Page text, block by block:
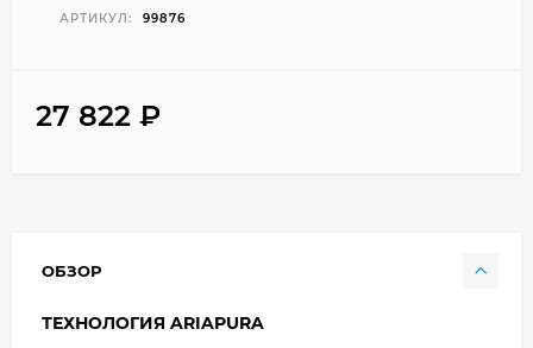
АРТИКУЛ: 99876
27 822 ₽
ОБЗОР
ТЕХНОЛОГИЯ ARIAPURA